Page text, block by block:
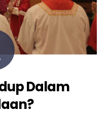
Dalam